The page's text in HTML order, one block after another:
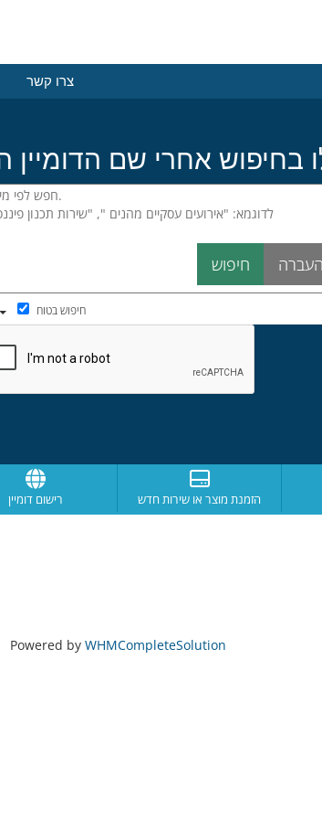
צרו קשר
חיפוש בטוח
רישום דומיין הזמנת מוצר או שירות חדש
Powered by WHMCompleteSolution